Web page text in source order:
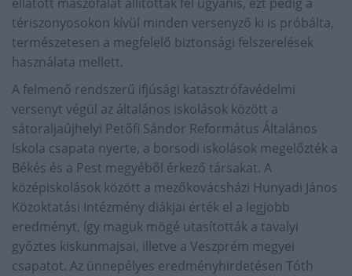
tériszonyosokon kívül minden versenyző ki is próbálta,
természetesen a megfelelő biztonsági felszerelések
használata mellett.
A felmenő rendszerű ifjúsági katasztrófavédelmi
versenyt végül az általános iskolások között a
sátoraljaújhelyi Petőfi Sándor Református Általános
Iskola csapata nyerte, a borsodi iskolások megelőzték a
Békés és a Pest megyéből érkező társakat. A
középiskolások között a mezőkovácsházi Hunyadi János
Közoktatási Intézmény diákjai érték el a legjobb
eredményt, így maguk mögé utasították a tavalyi
győztes kiskunmajsai, illetve a Veszprém megyei
csapatot. Az ünnepélyes eredményhirdetésen Tóth